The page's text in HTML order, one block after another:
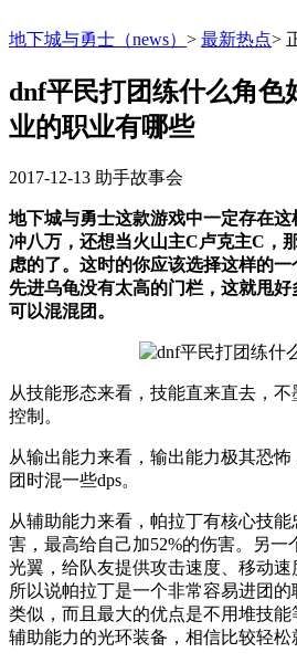
地下城与勇士（news） > 最新热点>
dnf平民打团练什么角色
业的职业有哪些
2017-12-13 助手故事会
地下城与勇士这款游戏中一定存在
冲八万，还想当火山主C卢克主C，
虑的了。这时的你应该选择这样的
先进乌龟没有太高的门栏，这就甩
可以混混团。
从技能形态来看，技能直来直去，
控制。
从输出能力来看，输出能力极其恐
团时混一些dps。
从辅助能力来看，帕拉丁有核心技
害，最高给自己加52%的伤害。另一
光翼，给队友提供攻击速度、移动
所以说帕拉丁是一个非常容易进团
类似，而且最大的优点是不用堆技
辅助能力的光环装备，相信比较轻松